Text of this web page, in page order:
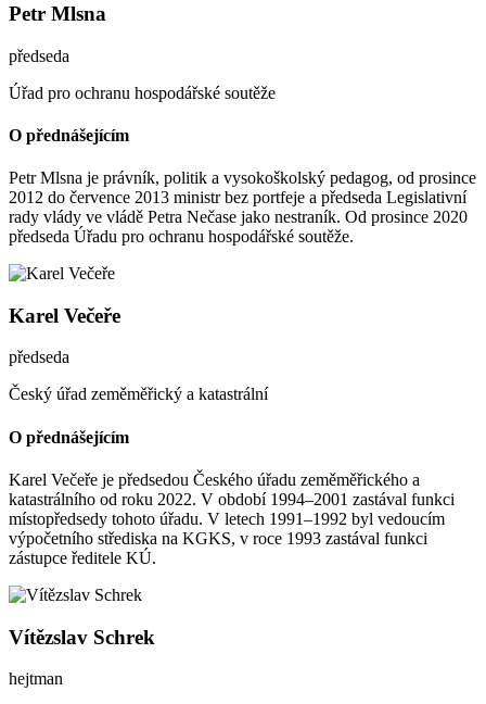
Petr Mlsna
předseda
Úřad pro ochranu hospodářské soutěže
O přednášejícím
Petr Mlsna je právník, politik a vysokoškolský pedagog, od prosince
2012 do července 2013 ministr bez portfeje a předseda Legislativní
rady vlády ve vládě Petra Nečase jako nestraník. Od prosince 2020
předseda Úřadu pro ochranu hospodářské soutěže.
Karel Večeře
předseda
Český úřad zeměměřický a katastrální
O přednášejícím
Karel Večeře je předsedou Českého úřadu zeměměřického a
katastrálního od roku 2022. V období 1994–2001 zastával funkci
místopředsedy tohoto úřadu. V letech 1991–1992 byl vedoucím
výpočetního střediska na KGKS, v roce 1993 zastával funkci
zástupce ředitele KÚ.
Vítězslav Schrek
hejtman